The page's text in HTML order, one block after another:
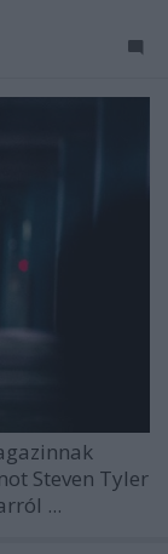
Steven Tyler
...